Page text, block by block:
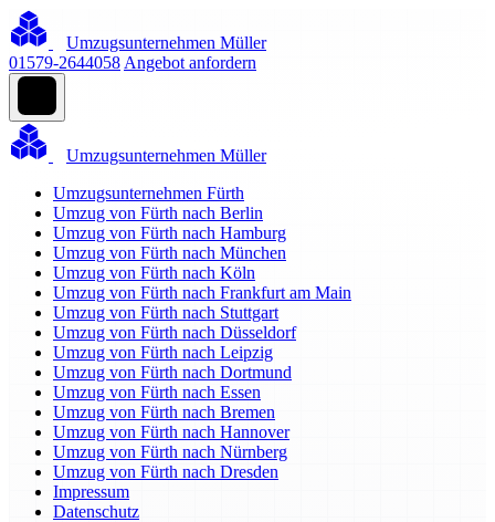
Umzugsunternehmen Müller
01579-2644058 Angebot anfordern
Umzugsunternehmen Müller
Umzugsunternehmen Fürth
Umzug von Fürth nach Berlin
Umzug von Fürth nach Hamburg
Umzug von Fürth nach München
Umzug von Fürth nach Köln
Umzug von Fürth nach Frankfurt am Main
Umzug von Fürth nach Stuttgart
Umzug von Fürth nach Düsseldorf
Umzug von Fürth nach Leipzig
Umzug von Fürth nach Dortmund
Umzug von Fürth nach Essen
Umzug von Fürth nach Bremen
Umzug von Fürth nach Hannover
Umzug von Fürth nach Nürnberg
Umzug von Fürth nach Dresden
Impressum
Datenschutz